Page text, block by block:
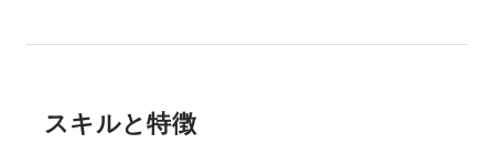
スキルと特徴